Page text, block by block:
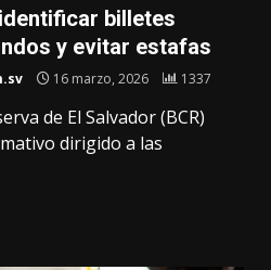
billetes
y evitar estafas
16 marzo, 2026 1337
de El Salvador (BCR)
dirigido a las